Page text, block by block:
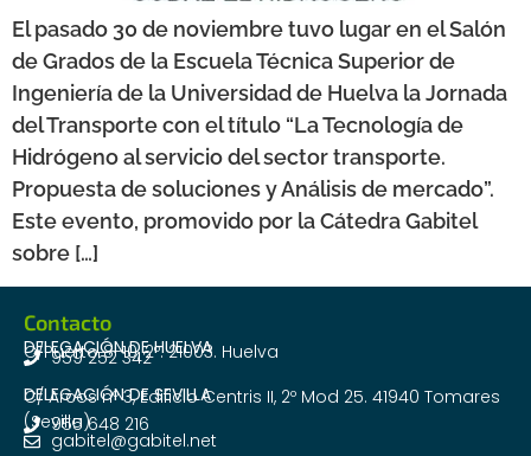
El pasado 30 de noviembre tuvo lugar en el Salón
de Grados de la Escuela Técnica Superior de
Ingeniería de la Universidad de Huelva la Jornada
del Transporte con el título “La Tecnología de
Hidrógeno al servicio del sector transporte.
Propuesta de soluciones y Análisis de mercado”.
Este evento, promovido por la Cátedra Gabitel
sobre […]
Contacto
DELEGACIÓN DE HUELVA
C/Puerto 8-10, 2º. 21003. Huelva
959 252 342
DELEGACIÓN DE SEVILLA
C/ Arcos nº 3, Edificio Centris II, 2º Mod 25. 41940 Tomares
(Sevilla)
955 648 216
gabitel@gabitel.net